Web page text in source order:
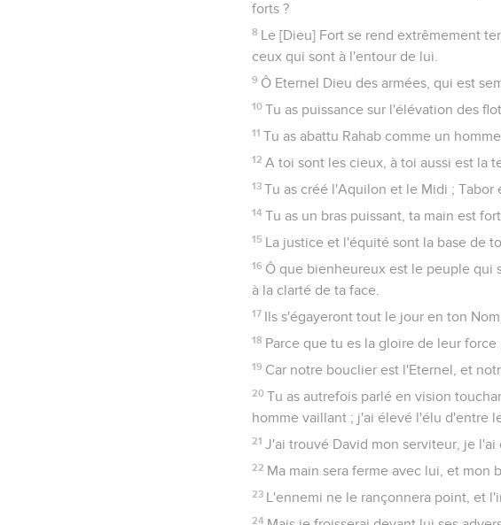
forts ?
8 Le [Dieu] Fort se rend extrêmement
ceux qui sont à l'entour de lui.
9 Ô Eternel Dieu des armées, qui est
10 Tu as puissance sur l'élévation des
11 Tu as abattu Rahab comme un
12 A toi sont les cieux, à toi aussi est la
13 Tu as créé l'Aquilon et le Midi ; Tabor
14 Tu as un bras puissant, ta main est
15 La justice et l'équité sont la base de
16 Ô que bienheureux est le peuple qui
à la clarté de ta face.
17 Ils s'égayeront tout le jour en ton
18 Parce que tu es la gloire de leur
19 Car notre bouclier est l'Eternel, et
20 Tu as autrefois parlé en vision
homme vaillant ; j'ai élevé l'élu d'entre
21 J'ai trouvé David mon serviteur, je
22 Ma main sera ferme avec lui, et mon
23 L'ennemi ne le rançonnera point, et
24